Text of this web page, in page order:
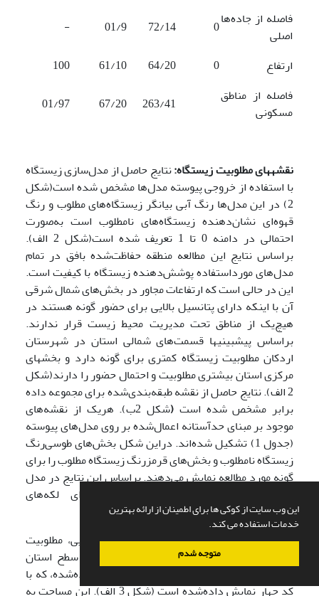
این وب سایت از کوکی ها برای اطمینان از ارائه بهترین
خدمات استفاده می کند.
متوجه شدم
فاصله از جاده‌ها
اصلی
0
72/14
01/9
-
ارتفاع
0
64/20
61/10
100
فاصله از مناطق
مسکونی
263/41
67/20
01/97
نقشه­های مطلوبیت زیستگاه:نتایج حاصل از مدل‌سازی زیستگاه
با استفاده از خروجی پیوسته مدل‌ها مشخص شده است(شکل
2) در این مدل‌ها رنگ آبی بیانگر زیستگاه‌های مطلوب و رنگ
قهوه‌ای نشان‌دهنده زیستگاه‌های نامطلوب است به‌صورت
احتمالی در دامنه 0 تا 1 تعریف‌ شده است(شکل 2 الف).
براساس نتایج این مطالعه منطقه حفاظت‌شده بافق در تمام
مدل‌های مورداستفاده پوشش‌دهنده زیستگاه با کیفیت است.
این در حالی است که ارتفاعات مجاور در بخش‌های شمال شرقی
آن با اینکه دارای پتانسیل بالایی برای حضور گونه هستند در
هیچ‌یک از مناطق تحت مدیریت محیط زیست قرار ندارند.
براساس پیش­بینی­ها قسمت‌های شمالی استان در شهرستان
اردکان مطلوبیت زیستگاه کمتری برای گونه دارد و بخش­های
مرکزی استان بیشتری مطلوبیت و احتمال حضور را دارند(شکل
2 الف).
نتایج حاصل از نقشه طبقه‌بندی‌شده برای مجموعه داده
برابر مشخص شده است (
شکل 2ب). هریک از نقشه‌های
موجود بر مبنای حدآستانه اعمال‌شده بر روی مدل‌های پیوسته
(جدول 1) تشکیل ‌شده‌اند. دراین شکل بخش‌های طوسی‌رنگ
زیستگاه نامطلوب و بخش‌های قرمزرنگ زیستگاه مطلوب را برای
گونه مورد مطالعه نمایش می‌دهند. براساس این نتایج در مدل
MARS بیشترین مقدار تکه‌تکه‌شدگی برای لکه‌های
زیستگاهی گونه پیش‌بینی‌شده است (شکل 2 ب).
براساس نتایج حاصل از اجماع نقشه‌های دودویی، مطلوبیت
زیستگاه مساحتی معادل 49/623007 هکتار از سطح استان
توسط هر 4 مدل زیستگاهی مناسب تشخیص داده‌شده، که با
کد چهار نمایش داده‌شده است (شکل 3 الف). این مساحت به